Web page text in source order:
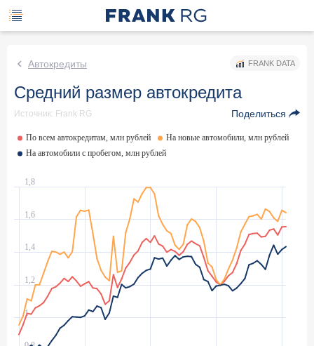
Автокредиты FRANK DATA
Средний размер автокредита
Поделиться
Источник: Frank RG